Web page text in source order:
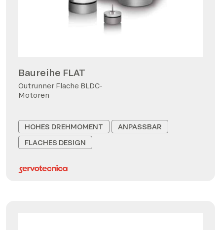
Baureihe FLAT
Outrunner Flache BLDC-
Motoren
HOHES DREHMOMENT
ANPASSBAR
FLACHES DESIGN